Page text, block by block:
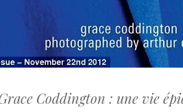
Coddington : une vie